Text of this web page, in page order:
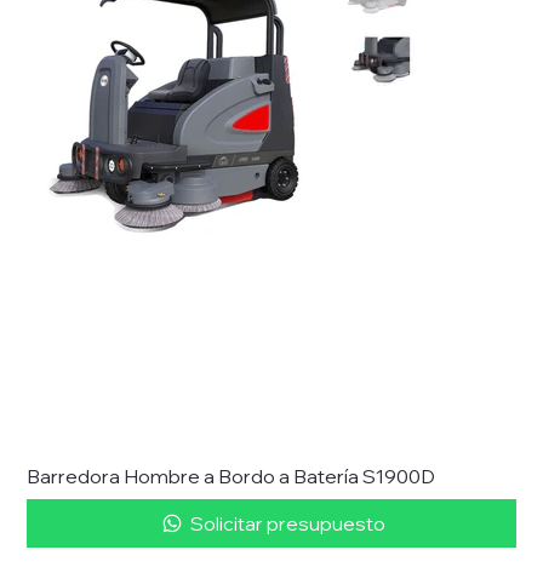
Barredora Hombre a Bordo a Batería S1900D
Solicitar presupuesto